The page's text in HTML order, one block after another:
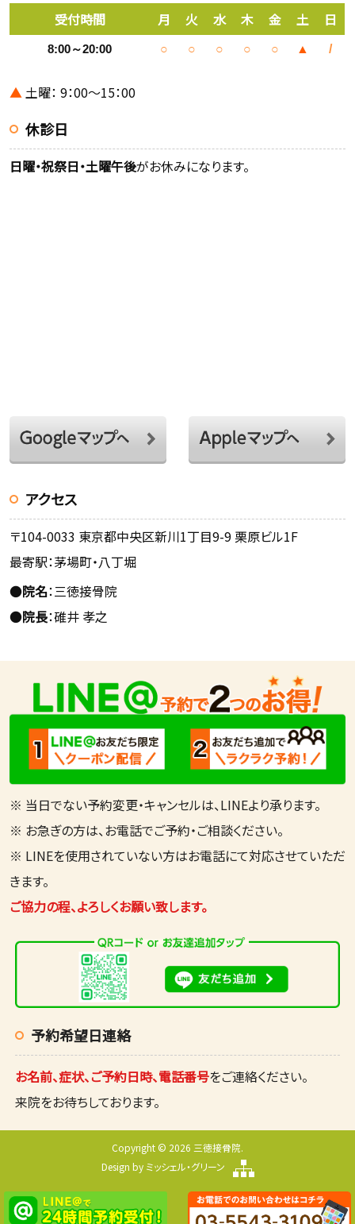
受付時間 月 火 水 木 金 土 日
8:00～20:00 ○ ○ ○ ○ ○ ▲ /
▲ 土曜： 9：00～15：00
休診日
日曜・祝祭日・土曜午後がお休みになります。
アクセス
〒104-0033 東京都中央区新川1丁目9-9 栗原ビル1F
最寄駅：茅場町・八丁堀
●院名：三徳接骨院
●院長：碓井 孝之
※ 当日でない予約変更・キャンセルは、LINEより承ります。
※ お急ぎの方は、お電話でご予約・ご相談ください。
※ LINEを使用されていない方はお電話にて対応させていただ
きます。
ご協力の程、よろしくお願い致します。
予約希望日連絡
お名前、症状、ご予約日時、電話番号をご連絡ください。
来院をお待ちしております。
Copyright © 2026 三徳接骨院.
Design by ミッシェル・グリーン